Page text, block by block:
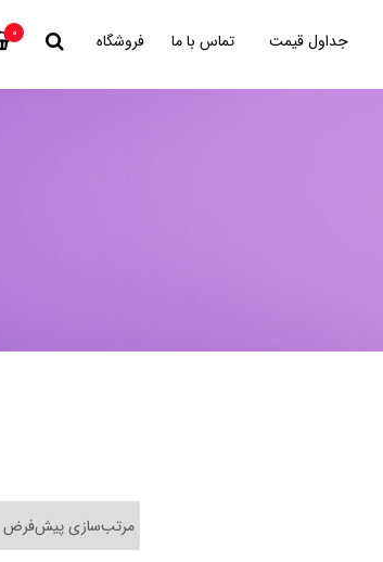
0 جداول قیمت تماس با ما فروشگاه